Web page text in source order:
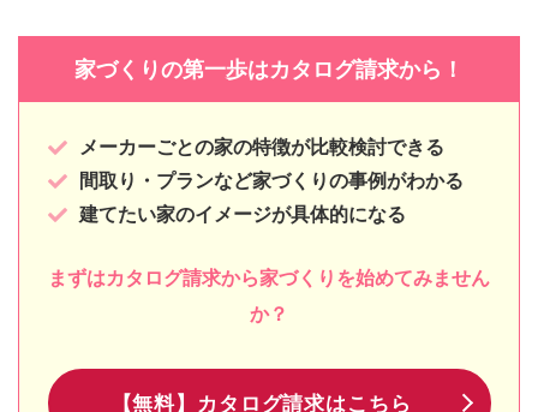
家づくりの第一歩はカタログ請求から！
メーカーごとの家の特徴が比較検討できる
間取り・プランなど家づくりの事例がわかる
建てたい家のイメージが具体的になる
まずはカタログ請求から家づくりを始めてみません
か？
【無料】カタログ請求はこちら